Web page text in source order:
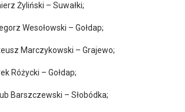
Żyliński – Suwałki;
Wesołowski – Gołdap;
Marczykowski – Grajewo;
Różycki – Gołdap;
Barszczewski – Słobódka;